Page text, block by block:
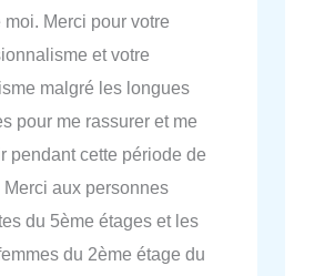
moi. Merci pour votre
et votre
malgré les longues
pour me rassurer et me
pendant cette période de
Merci aux personnes
du 5ème étages et les
du 2ème étage du